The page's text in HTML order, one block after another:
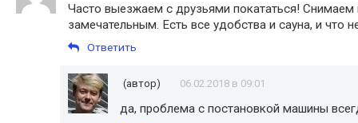
Часто выезжаем с друзьями покататься!
замечательным. Есть все удобства и сауна, и
Ответить
(автор) 06.02.2018 в 09:01
да, проблема с постановкой машины